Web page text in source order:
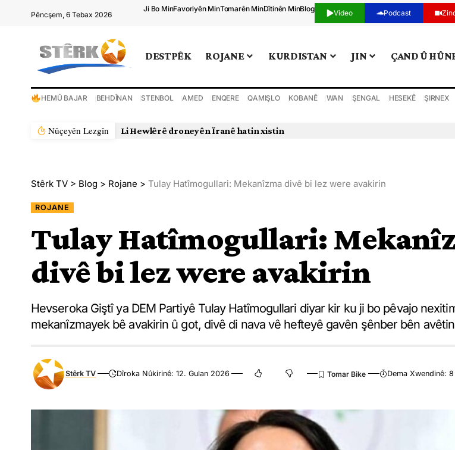
Pêncşem, 6 Tebax 2026
Ji Bo MinFavoriyên MinTomarên MinDîtinên MinBlog Video Podcast
DESTPÊK ROJANE KURDISTAN JIN ÇAND Û
HEMÛ BAJAR BEHDÎNAN STENBOL AMED ENQERE QAMIŞLO KOBANÊ WAN ŞENGAL HESEKÊ ŞIRNEX
Nûçeyên Lezgîn Li Hewlêrê droneyên Îranê hatin xistin
Stêrk TV > Blog > Rojane > Tulay Hatîmogullari: Mekanîzma divê bi lez were avakirin
ROJANE
Tulay Hatîmogullari:
divê bi lez were avakirin
Hevseroka Giştî ya DEM Partiyê Tulay Hatîmogullari diyar kir ku ji bo pêvajo
mekanîzmayek bê avakirin û got, divê di nava vê hefteyê gavên şênber bên
Stêrk TV Dîroka Nûkirinê: 12. Gulan 2026 Dema Xwendinê: